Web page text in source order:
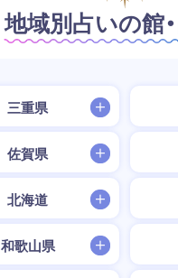
地域別占いの館
三重県
佐賀県
北海道
和歌山県